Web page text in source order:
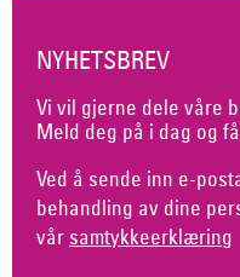
NYHETSBREV
Vi vil gjerne dele våre
Meld deg på i dag og
Ved å sende inn e-
behandling av dine
vår samtykkeerklæring